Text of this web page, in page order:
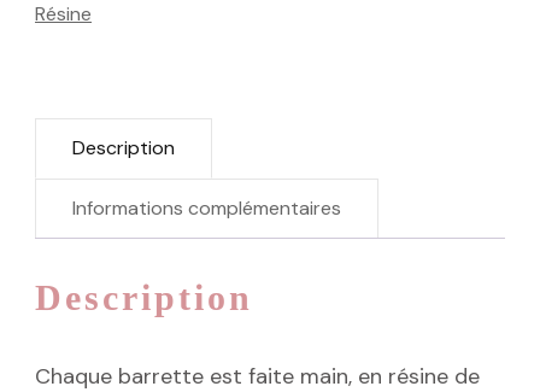
Résine
Description
Informations complémentaires
Description
Chaque barrette est faite main, en résine de